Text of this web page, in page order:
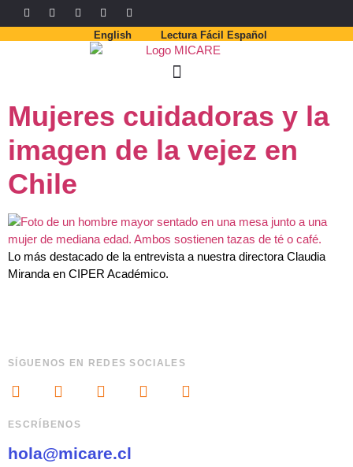
English Lectura Fácil Español
Mujeres cuidadoras y la
imagen de la vejez en
Chile
Lo más destacado de la entrevista a nuestra directora Claudia
Miranda en CIPER Académico.
SÍGUENOS EN REDES SOCIALES
ESCRÍBENOS
hola@micare.cl